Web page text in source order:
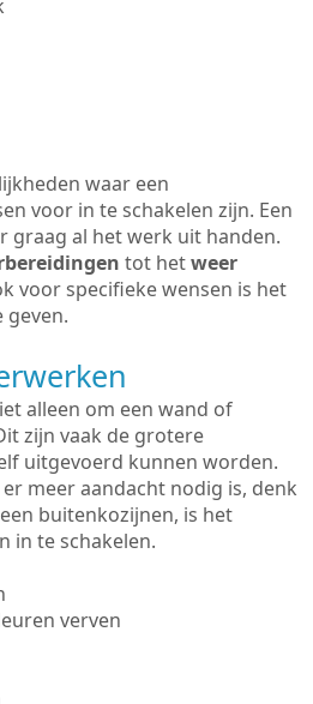
waar een
voor in te schakelen zijn. Een
graag al het werk uit handen.
tot hetweer
voor specifieke wensen is het
alleen om een wand of
zijn vaak de grotere
uitgevoerd kunnen worden.
meer aandacht nodig is, denk
buitenkozijnen, is het
in te schakelen.
verven